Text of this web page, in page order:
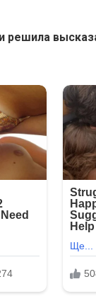
решила